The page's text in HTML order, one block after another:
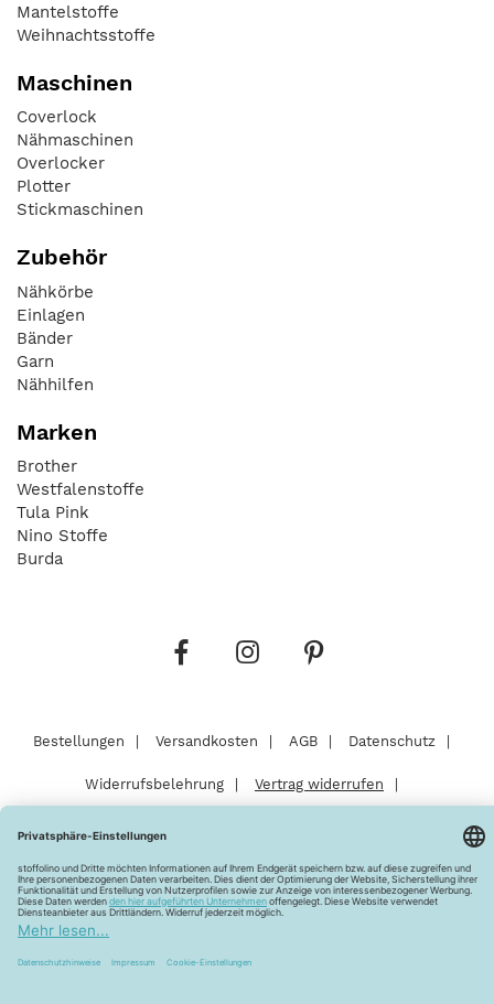
Mantelstoffe
Weihnachtsstoffe
Maschinen
Coverlock
Nähmaschinen
Overlocker
Plotter
Stickmaschinen
Zubehör
Nähkörbe
Einlagen
Bänder
Garn
Nähhilfen
Marken
Brother
Westfalenstoffe
Tula Pink
Nino Stoffe
Burda
Bestellungen Versandkosten AGB Datenschutz
Widerrufsbelehrung Vertrag widerrufen
Kontakt Lagerverkauf FAQ Impressum
Pflegehinweise